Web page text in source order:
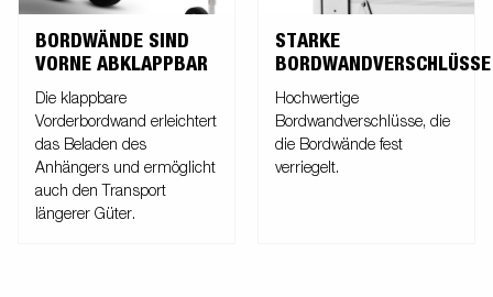
BORDWÄNDE SIND
VORNE ABKLAPPBAR
Die klappbare
Vorderbordwand erleichtert
das Beladen des
Anhängers und ermöglicht
auch den Transport
längerer Güter.
STARKE
BORDWANDVERSCHLÜSSE
Hochwertige
Bordwandverschlüsse, die
die Bordwände fest
verriegelt.